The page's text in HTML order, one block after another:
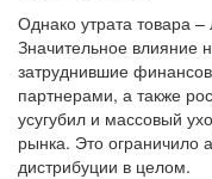
Однако утрата товара –
Значительное влияние
затруднившие
партнерами, а также
усугубил и массовый
рынка. Это ограничило